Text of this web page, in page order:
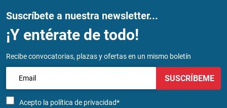
Suscríbete a nuestra newsletter...
¡Y entérate de todo!
Recibe convocatorias, plazas y ofertas en un mismo boletín
Acepto la política de privacidad*
SUSCRÍBEME